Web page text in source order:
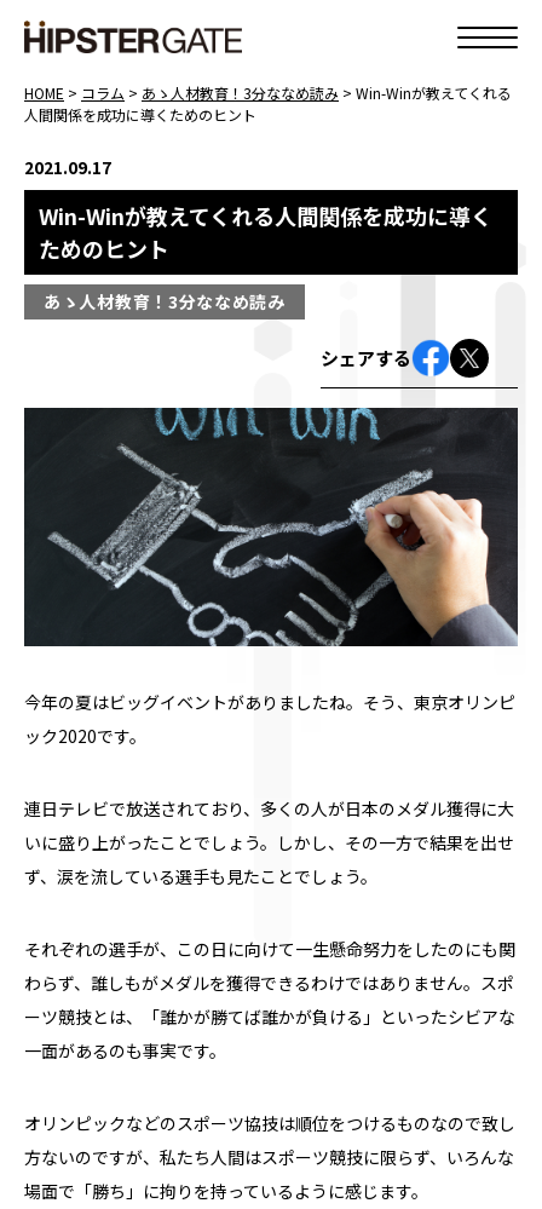
HOME > コラム > あゝ人材教育！3分ななめ読み > Win-Winが教えてくれる
人間関係を成功に導くためのヒント
2021.09.17
Win-Winが教えてくれる人間関係を成功に導く
ためのヒント
あゝ人材教育！3分ななめ読み
シェアする
今年の夏はビッグイベントがありましたね。そう、東京オリンピ
ック2020です。
連日テレビで放送されており、多くの人が日本のメダル獲得に大
いに盛り上がったことでしょう。しかし、その一方で結果を出せ
ず、涙を流している選手も見たことでしょう。
それぞれの選手が、この日に向けて一生懸命努力をしたのにも関
わらず、誰しもがメダルを獲得できるわけではありません。スポ
ーツ競技とは、「誰かが勝てば誰かが負ける」といったシビアな
一面があるのも事実です。
オリンピックなどのスポーツ協技は順位をつけるものなので致し
方ないのですが、私たち人間はスポーツ競技に限らず、いろんな
場面で「勝ち」に拘りを持っているように感じます。